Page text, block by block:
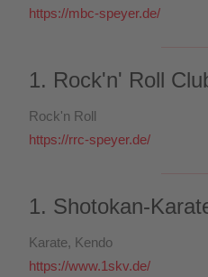
https://mbc-speyer.de/
1. Rock'n' Roll
Rock'n Roll
https://rrc-speyer.de/
1. Shotokan-
Karate, Kendo
https://www.1skv.de/